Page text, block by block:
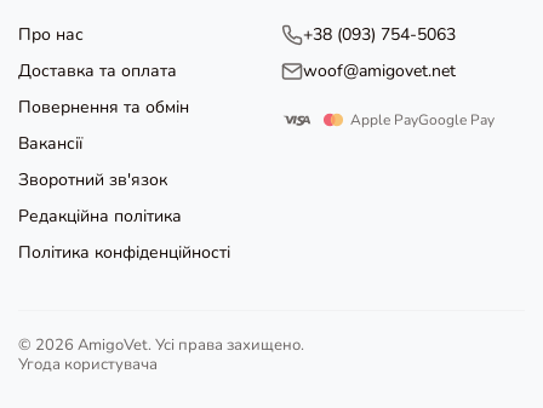
Про нас
Доставка та оплата
Повернення та обмін
Вакансії
Зворотний зв'язок
Редакційна політика
Політика конфіденційності
+38 (093) 754-5063
woof@amigovet.net
Apple PayGoogle Pay
© 2026 AmigoVet. Усі права захищено.
Угода користувача